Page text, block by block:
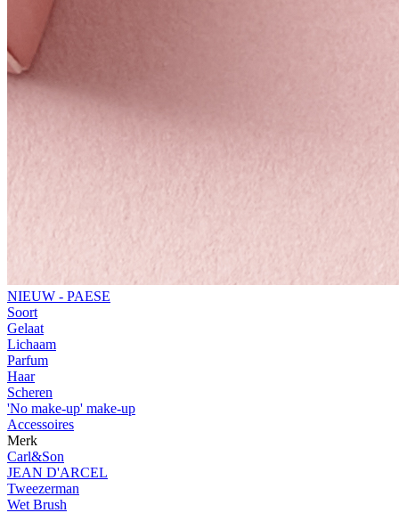
NIEUW - PAESE
Soort
Gelaat
Lichaam
Parfum
Haar
Scheren
'No make-up' make-up
Accessoires
Merk
Carl&Son
JEAN D'ARCEL
Tweezerman
Wet Brush